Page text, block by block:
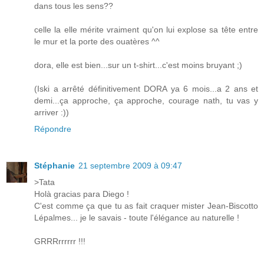
dans tous les sens??
celle la elle mérite vraiment qu'on lui explose sa tête entre
le mur et la porte des ouatères ^^
dora, elle est bien...sur un t-shirt...c'est moins bruyant ;)
(Iski a arrêté définitivement DORA ya 6 mois...a 2 ans et
demi...ça approche, ça approche, courage nath, tu vas y
arriver :))
Répondre
Stéphanie 21 septembre 2009 à 09:47
>Tata
Holà gracias para Diego !
C'est comme ça que tu as fait craquer mister Jean-Biscotto
Lépalmes... je le savais - toute l'élégance au naturelle !
GRRRrrrrrr !!!